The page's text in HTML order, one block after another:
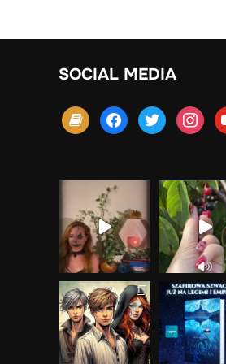
SOCIAL MEDIA
book facebook
twitter